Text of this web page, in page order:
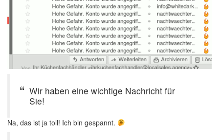
Wir haben eine wichtige Nachricht für
Sie!
Na, das ist ja toll! Ich bin gespannt.